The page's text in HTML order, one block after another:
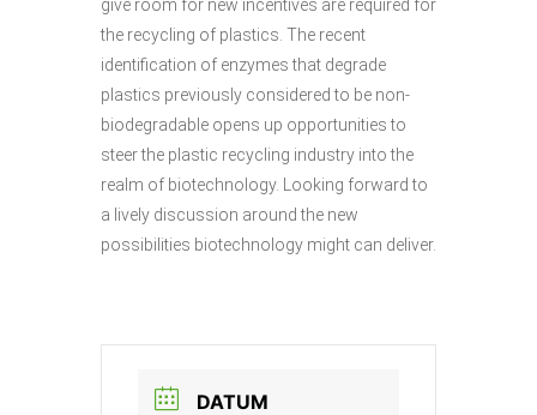
give room for new incentives are required for
the recycling of plastics. The recent
identification of enzymes that degrade
plastics previously considered to be non-
biodegradable opens up opportunities to
steer the plastic recycling industry into the
realm of biotechnology. Looking forward to
a lively discussion around the new
possibilities biotechnology might can deliver.
DATUM